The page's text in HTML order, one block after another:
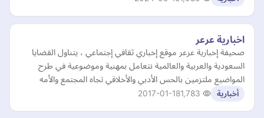
اخبارية عرعر
صحيفة إخبارية عرعر موقع إخباري ثقافي إجتماعي ، يتناول القضايا
السعودية والعربية والعالمية نتعامل بمهنية وموضوعية في طرح
المواضيع ملتزمين بالحس الأدبي والأخلاقي تجاه المجتمع والأمه
أخبارية 2017-01-18